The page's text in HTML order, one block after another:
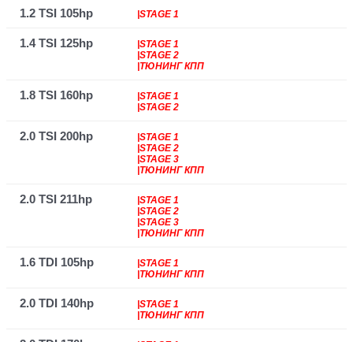
1.2 TSI 105hp |STAGE 1
1.4 TSI 125hp
|STAGE 1
|STAGE 2
|ТЮНИНГ КПП
1.8 TSI 160hp
|STAGE 1
|STAGE 2
2.0 TSI 200hp
|STAGE 1
|STAGE 2
|STAGE 3
|ТЮНИНГ КПП
2.0 TSI 211hp
|STAGE 1
|STAGE 2
|STAGE 3
|ТЮНИНГ КПП
1.6 TDI 105hp
|STAGE 1
|ТЮНИНГ КПП
2.0 TDI 140hp
|STAGE 1
|ТЮНИНГ КПП